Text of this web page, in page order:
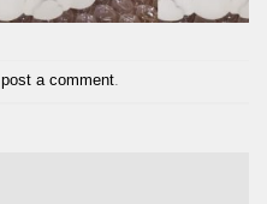
post a comment.